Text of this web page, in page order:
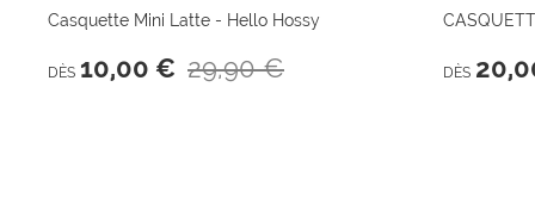
Casquette Mini Latte - Hello Hossy
DÈS 10,00 € 29,90 € DÈS